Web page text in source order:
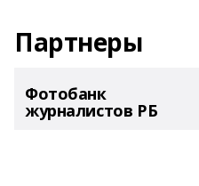
Партнеры
Фотобанк
журналистов РБ